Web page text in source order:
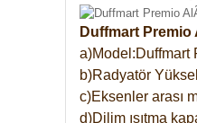
Duffmart
a)Model:Duffmart
b)Radyatör
c)Eksenler arası
d)Dilim ısıtma